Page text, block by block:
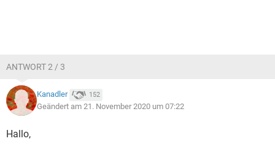
ANTWORT 2 / 3
Kanadler 152
Geändert am 21. November 2020 um 07:22
Hallo,